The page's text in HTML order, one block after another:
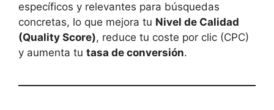
específicos y relevantes para búsquedas
concretas, lo que mejora tu Nivel de Calidad
(Quality Score), reduce tu coste por clic (CPC)
y aumenta tu tasa de conversión.